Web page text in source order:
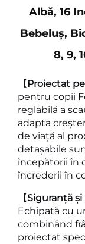
Albă, 16
Bebeluș,
8, 9,
【Proiectat
pentru copii
reglabilă a
adapta
de viață al
detașabile
începătorii în
încrederii în
【Siguranță
Echipată cu
combinând
proiectat